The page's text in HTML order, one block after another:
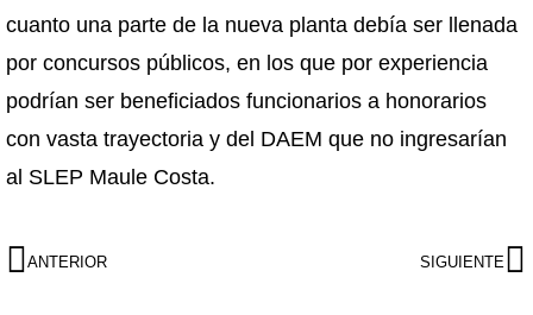
cuanto una parte de la nueva planta debía ser llenada
por concursos públicos, en los que por experiencia
podrían ser beneficiados funcionarios a honorarios
con vasta trayectoria y del DAEM que no ingresarían
al SLEP Maule Costa.
ANTERIOR SIGUIENTE